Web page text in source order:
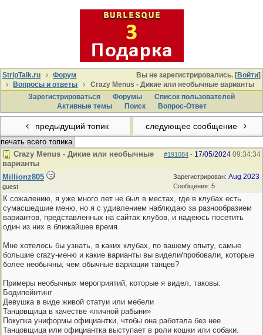
Вы не зарегистрировались. [Войти]
StripTalk.ru
Форум
Вопросы и ответы
Crazy Menus - Дикие или необычные варианты
Зарегистрироваться
Форумы
Список пользователей
Активные темы
Поиcк Вопрос-Ответ
предыдущий топик следующее сообщение
печать всего топика
#191084 - 17/05/2024 09:34:34
Crazy Menus - Дикие или необычные
варианты
Зарегистрирован: Aug 2023
Сообщения: 5
Millionz805
guest
К сожалению, я уже много лет не был в местах, где в клубах есть
сумасшедшие меню, но я с удивлением наблюдаю за разнообразием
вариантов, представленных на сайтах клубов, и надеюсь посетить
один из них в ближайшее время.
Мне хотелось бы узнать, в каких клубах, по вашему опыту, самые
большие crazy-меню и какие варианты вы видели/пробовали, которые
более необычны, чем обычные вариации танцев?
Примеры необычных мероприятий, которые я видел, таковы:
Бодипейнтинг
Девушка в виде живой статуи или мебели
Танцовщица в качестве «личной рабыни»
Покупка униформы официантки, чтобы она работала без нее
Танцовщица или официантка выступает в роли кошки или собаки.